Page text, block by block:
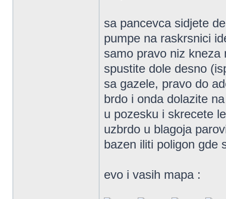
sa pancevca sidjete
pumpe na raskrsnici
samo pravo niz kneza
spustite dole desno
sa gazele, pravo do
brdo i onda dolazite
u pozesku i skrecete
uzbrdo u blagoja
bazen iliti poligon gde
evo i vasih mapa :